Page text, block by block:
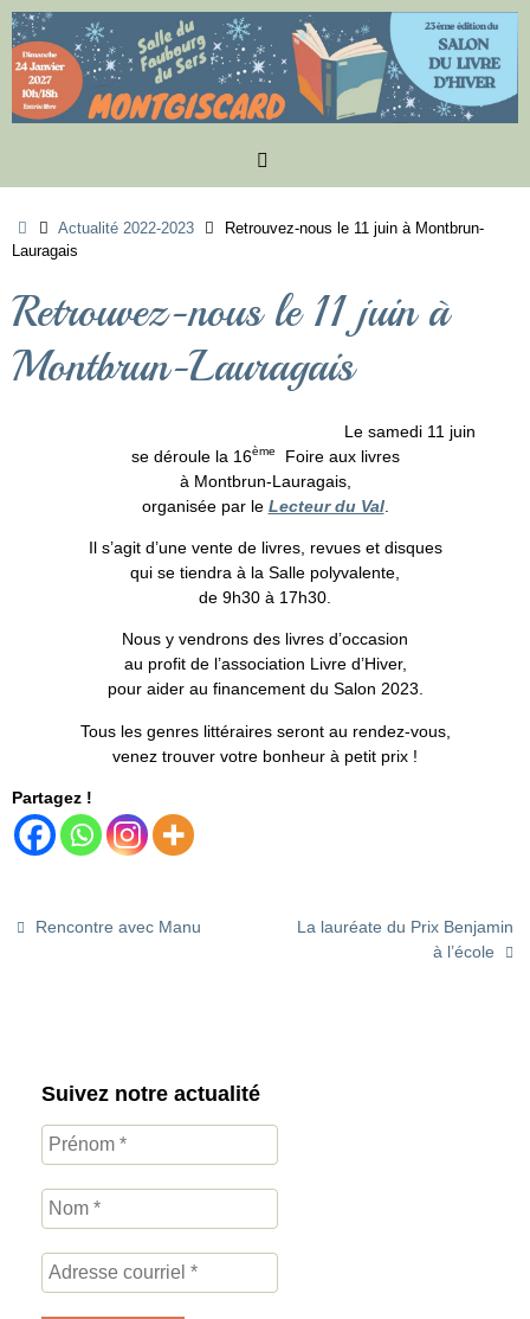
Passer
au
contenu
Accueil
Actualité 2022-2023
Retrouvez-nous le 11 juin à Montbrun-
Lauragais
Retrouvez-nous le 11 juin à
Montbrun-Lauragais
Le samedi 11 juin
se déroule la 16ème
Foire aux livres
à Montbrun-Lauragais,
organisée par le Lecteur du Val.
Il s’agit d’une vente de livres, revues et disques
qui se tiendra à la Salle polyvalente,
de 9h30 à 17h30.
Nous y vendrons des livres d’occasion
au profit de l’association Livre d’Hiver,
pour aider au financement du Salon 2023.
Tous les genres littéraires seront au rendez-vous,
venez trouver votre bonheur à petit prix !
Partagez !
Rencontre avec Manu
La lauréate du Prix Benjamin
à l’école
Suivez notre actualité